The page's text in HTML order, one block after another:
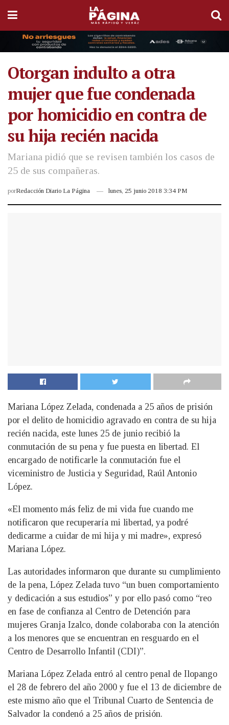
Otorgan indulto a otra
mujer que fue condenada
por homicidio en contra de
su hija recién nacida
Mariana pidió que se revisen también los casos de
25 de sus compañeras.
porRedacción Diario La Página lunes, 25 junio 2018 3:34 PM
Mariana López Zelada, condenada a 25 años de prisión
por el delito de homicidio agravado en contra de su hija
recién nacida, este lunes 25 de junio recibió la
conmutación de su pena y fue puesta en libertad. El
encargado de notificarle la conmutación fue el
viceministro de Justicia y Seguridad, Raúl Antonio
López.
«El momento más feliz de mi vida fue cuando me
notificaron que recuperaría mi libertad, ya podré
dedicarme a cuidar de mi hija y mi madre», expresó
Mariana López.
Las autoridades informaron que durante su cumplimiento
de la pena, López Zelada tuvo “un buen comportamiento
y dedicación a sus estudios” y por ello pasó como “reo
en fase de confianza al Centro de Detención para
mujeres Granja Izalco, donde colaboraba con la atención
a los menores que se encuentran en resguardo en el
Centro de Desarrollo Infantil (CDI)”.
Mariana López Zelada entró al centro penal de Ilopango
el 28 de febrero del año 2000 y fue el 13 de diciembre de
este mismo año que el Tribunal Cuarto de Sentencia de
Salvador la condenó a 25 años de prisión.